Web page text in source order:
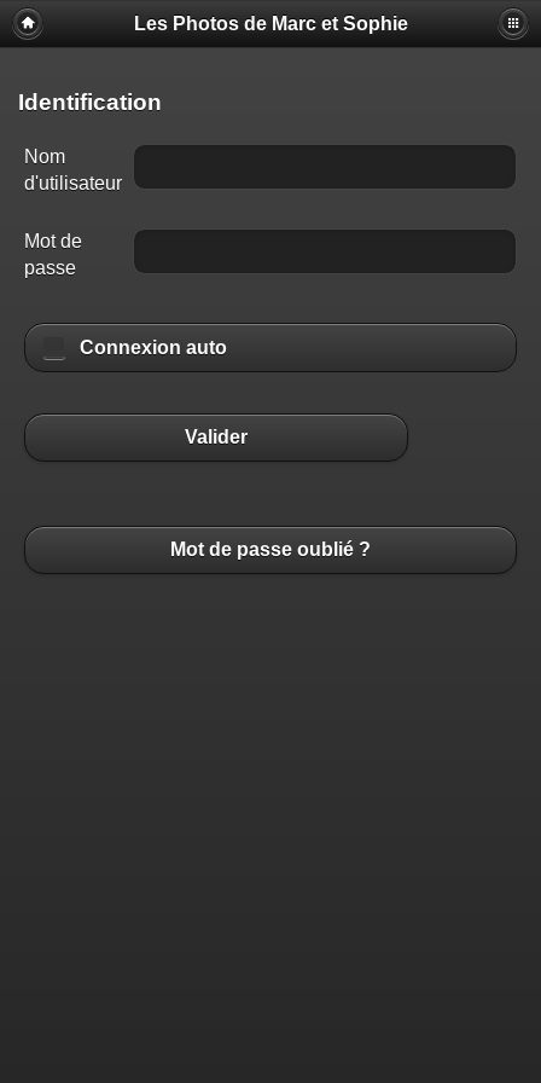
Les Photos de Marc et Sophie
Identification
Nom
d'utilisateur
Mot de
passe
Connexion auto
Valider
Mot de passe oublié ?